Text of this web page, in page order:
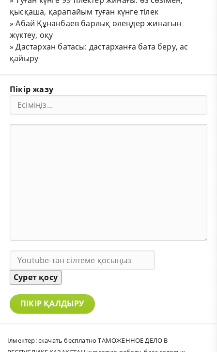
қысқаша, қарапайым туған күнге тілек
»Абай Құнанбаев барлық өлеңдер жинағын
жүктеу, оқу
»Дастархан батасы: дастарханға бата беру, ас
қайыру
Пікір жазу
Сурет қосу
ПІКІР ҚАЛДЫРУ
Ілмектер:скачать бесплатно ТАМОЖЕННОЕ ДЕЛО В